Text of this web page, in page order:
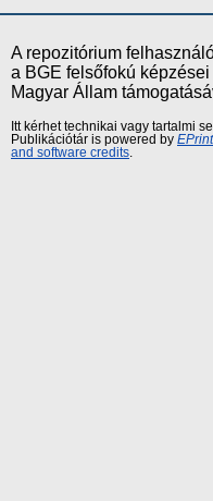
A repozitórium
a BGE felsőfokú
Magyar Állam
Itt kérhet technikai vagy tartalmi
Publikációtár is powered by
and software credits